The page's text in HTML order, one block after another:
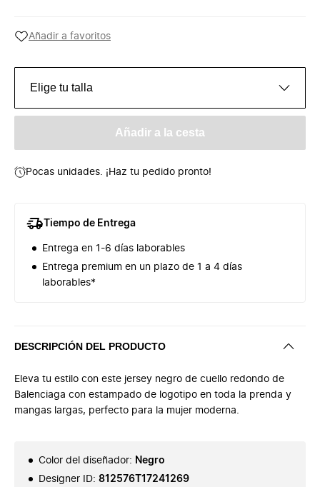
Añadir a favoritos
Elige tu talla
Añadir a la cesta
Pocas unidades. ¡Haz tu pedido pronto!
Tiempo de Entrega
Entrega en 1-6 días laborables
Entrega premium en un plazo de 1 a 4 días
laborables*
DESCRIPCIÓN DEL PRODUCTO
Eleva tu estilo con este jersey negro de cuello redondo de
Balenciaga con estampado de logotipo en toda la prenda y
mangas largas, perfecto para la mujer moderna.
Color del diseñador: Negro
Designer ID: 812576T17241269